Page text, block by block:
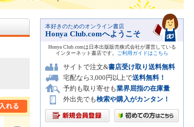
本好きのためのオンライン書店
Honya Club.comへようこそ
Honya Club.comは日本出版販売株式会社が運営している
インターネット書店です。
ご利用ガイドはこちら
サイトで注文&書店受け取り送料無料
宅配なら3,000円以上で送料無料！
予約も取り寄せも業界屈指の在庫量
外出先でも検索や購入がカンタン！